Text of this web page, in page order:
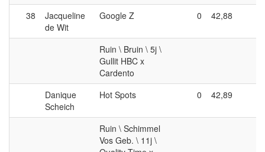
38
Jacqueline
de Wit
Google Z 0 42,88
Ruin \ Bruin \ 5j \
Gullit HBC x
Cardento
Danique
Scheich
Hot Spots 0 42,89
Ruin \ Schimmel
Vos Geb. \ 11j \